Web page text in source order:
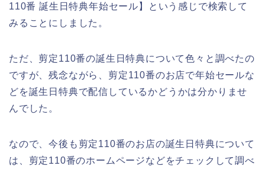
110番 誕生日特典年始セール】という感じで検索して
みることにしました。
ただ、剪定110番の誕生日特典について色々と調べたの
ですが、残念ながら、剪定110番のお店で年始セールな
どを誕生日特典で配信しているかどうかは分かりませ
んでした。
なので、今後も剪定110番のお店の誕生日特典について
は、剪定110番のホームページなどをチェックして調べ